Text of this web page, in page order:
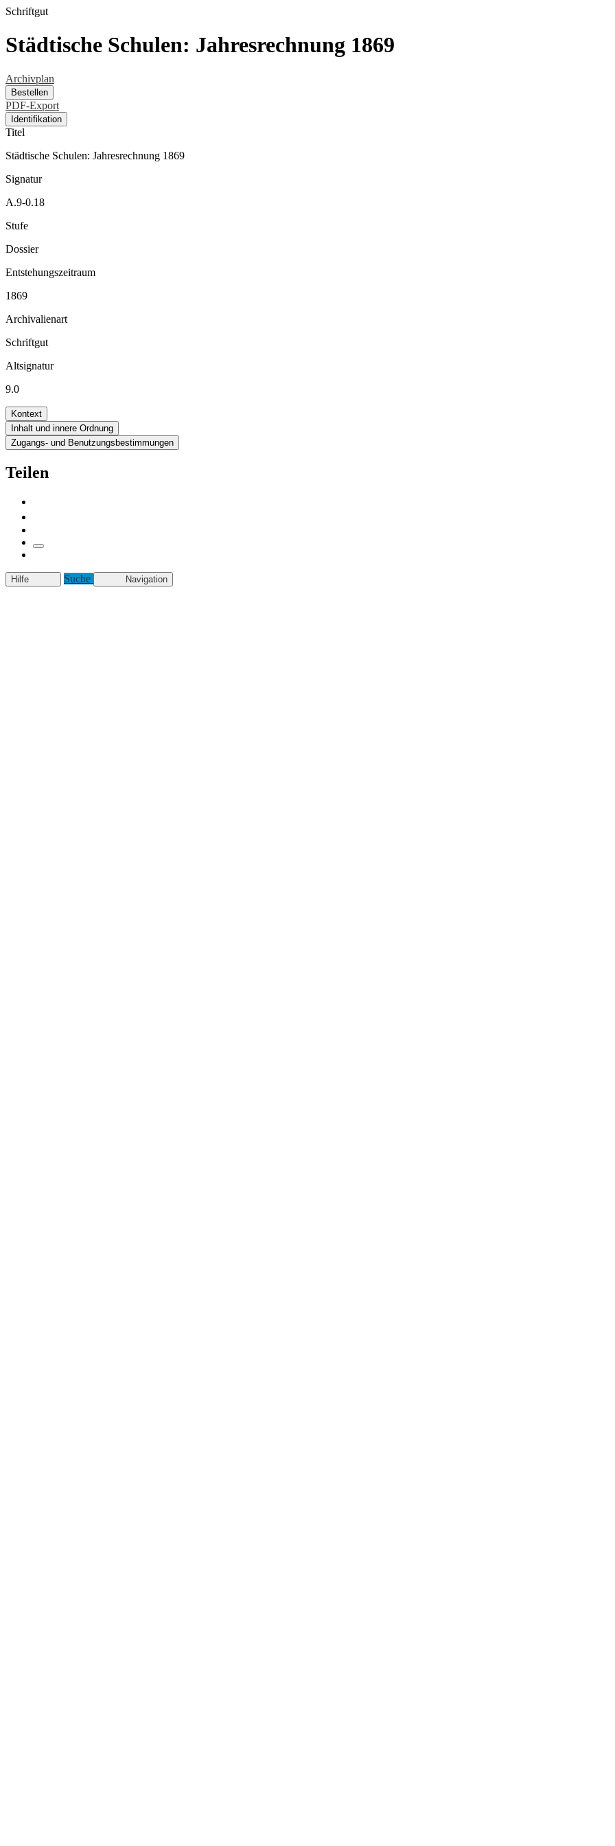
Schriftgut
Städtische Schulen: Jahresrechnung 1869
Archivplan
Bestellen
PDF-Export
Identifikation
Titel
Städtische Schulen: Jahresrechnung 1869
Signatur
A.9-0.18
Stufe
Dossier
Entstehungszeitraum
1869
Archivalienart
Schriftgut
Altsignatur
9.0
Kontext
Inhalt und innere Ordnung
Zugangs- und Benutzungsbestimmungen
Teilen
Hilfe Suche Navigation